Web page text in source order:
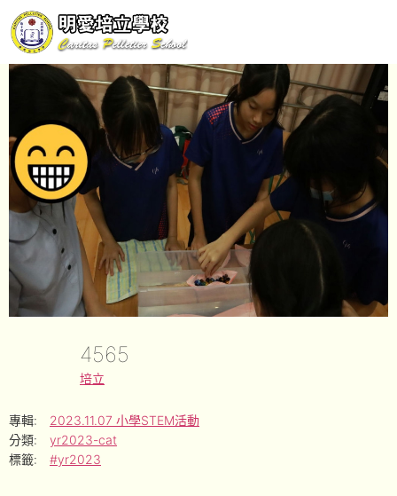
4565
培立
專輯:
2023.11.07 小學STEM活動
分類:
yr2023-cat
標籤:
#yr2023